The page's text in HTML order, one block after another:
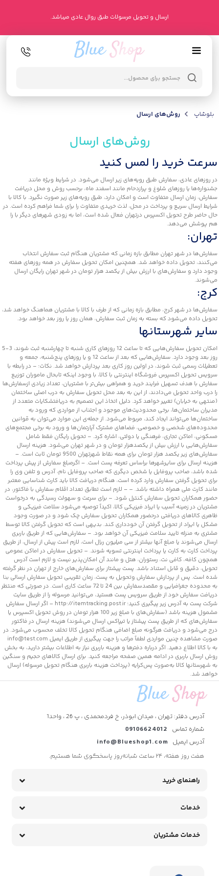
ارسال و تحویل مرسولات طبق روال عادی میباشد.
بلوشاپ روش‌های ارسال
روش‌های ارسال
سرعت خرید را لمس کنید
در روزهای عادی، سفارش‌ طبق رویه‌های زیر ارسال می‌شود. در شرایط ویژه مانند
جشنواره‌ها یا روزهای شلوغ و پرازدحام مانند اسفند ماه، برحسب روش و محل دریافت
سفارش، زمان ارسال متفاوت است و امکان دارد، طبق رویه‌های زیر صورت نگیرد. با کالا با
شرایط ارسال سریع‌ و پرداخت در محل، لذت خریدی متفاوت را برای شما فراهم کرده است. در
حال حاضر طرح تحویل اکسپرس درتهران فعال شده است، اما به زودی شهرهای دیگر با را
هم پوشش می‌دهد.
تهران:
سفارش‌ها در شهر تهران مطابق بازه زمانی که مشتریان هنگام ثبت سفارش انتخاب
می‌کنند، تحویل داده خواهد شد. همچنین امکان تحویل سفارش در همه روزهای هفته
وجود دارد و سفارش‌‌‌‌های با ارزش بیش از یکصد هزار تومان در شهر تهران رایگان ارسال
می‌شوند.
کرج:
سفارش‌ها در شهر کرج، مطابق بازه زمانی که از طرف با کالا با مشتریان هماهنگ خواهد شد،
تحویل داده می‌شود که بسته به زمان ثبت سفارش، همان روز یا روز بعد خواهد بود.
سایر شهرستانها
امکان تحویل سفارش‌هایی که تا ساعت 12 روزهای کاری شنبه تا چهارشنبه ثبت شوند، 3-5
روز بعد وجود دارد. سفارش‌هایی که بعد از ساعت 12 و یا روزهای پنج‌شنبه، جمعه و
تعطیلات رسمی ثبت شوند، در اولین روز کاری بعد پردازش خواهد شد. نکات: – در رابطه با
سرویس تحویل اکسپرس فروشگاه اینترنتی با کالا، با وجود اینکه تابحال ماموران توزیع
سفارش با هدف تسهیل فرایند خرید و همراهی بیش‌تر با مشتریان، تعداد زیادی ازسفارش‌ها
را درب واحد تحویل می‌دادند، از این به بعد محل تحویل سفارش به درب اصلی ساختمان
(منتهی به خیابان) تغییر خواهد کرد. دلیل اتخاذ این تصمیم به دریافتشکایات متعدد از
مدیران ساختمان‌ها، برخی محدودیت‌های موجود و اجتناب از مواردی که ورود به
ساختمان‌ها می‌تواند ایجاد کند، مربوط می‌شود. از جمله‌ی این موارد می‌توان به قوانین
محدوده‌های شخصی و خصوصی، فضاهای مشترک آپارتمان‌ها و ورود به برخی مجتمع‌های
مسکونی، اماکن تجاری، فرهنگی یا دولتی، اشاره کرد. – تحویل رایگان فقط شامل
سفارش‌‌‌‌هایی با ارزش بیش از یکصدهزار تومان و در شهر تهران می‌شود. هزینه ارسال
سفارش‌های زیر یکصد هزار تومان برای همه نقاط شهرتهران 9500 تومان ثابت است. –
هزینه ارسال برای سایرشهرها براساس تعرفه پست است. – اگرمبلغ سفارش از پیش پرداخت
شده باشد، صاحب پروفایل یا شخص دیگری که صاحب پروفایل نام، آدرس و تلفن وی را
برای تحویل گرفتن سفارش وارد کرده است، هنگام دریافت کالا باید کارت شناسایی معتبر
مانند کارت ملی همراه داشته باشد. – – لازم است تطابق تعداد اقلام سفارش با فاکتور، در
حضور همکاران تحویل سفارش کنترل شود. – برای سرعت و سهولت رسیدگی به درخواست‌
مشتریان در زمینه آسیب‏‏ یا ایراد فیزیکی کالا، اکیداً توصیه می‌شود سلامت فیزیکی و
ظاهری کالاهای دریافتی درحضور همکاران تحویل سفارش چک شود و در صورت وجود
مشکل یا ایراد از تحویل گرفتن آن خودداری کند. بدیهی است که تحویل گرفتن کالا توسط
مشتری به منزله تایید سلامت فیزیکی آن خواهد بود. – سفارش‌هایی که از طریق باربری
ارسال می‌شوند یا مبلغ آنها بیشتر از سی میلیون ریال است، لازم است پیش از ارسال، از طریق
پرداخت کارت به کارت یا پرداخت اینترنتی تسویه شوند. – تحویل سفارش در اماکن عمومی
همچون کافه، کافی نت، رستوران، هتل و مانند آن امکان‌پذیر نیست و لازم است آدرس
تحویل، دقیق و قابل استناد باشد. پست پیشتاز برای سفارش‌های خارج از تهران در نظر گرفته
شده است. پس از پردازش سفارش وتحویل به پست، زمان تقریبی تحویل سفارش ارسالی بنا
به محدوده جغرافیایی و مقصدسفارش بین 24 تا 72 ساعت کاری است. در صورتی که منتظر
دریافت سفارش خود از طریق سرویس پست هستید، می‌توانید مرسوله را از طریق سایت
شرکت پست به آدرس زیر پیگیری کنید: http://itemtracking.post.ir – اگر ارسال سفارش
مشمول هزینه باشد (سفارش‌های با مبلغ زیر 100 هزار تومان در روش تحویل اکسپرس یا
سفارش‌های که از طریق پست پیشتاز یا تیپاکس ارسال می‌شوند) هزینه ارسال در فاکتور
درج می‌شود و دریافت هرگونه مبلغ اضافی هنگام تحویل کالا تخلف محسوب می‌شود. در
صورت مشاهده چنین مواردی لطفاً مراتب را جهت پیگیری از طریق ایمیل info@test.com
به با کالا اطلاع دهید. اگر درباره دفترها و هزینه باربری نیاز به اطلاعات بیشتر دارید، به بخش
روش ارسال باربری در ادامه همین صفحه مراجعه کنید. برای ارسال کالاهای حجیم و سنگین
به شهرستانها کالا به‌صورت پس‌کرایه (پرداخت هزینه باربری هنگام تحویل مرسوله) ارسال
خواهد شد.
آدرس دفتر: تهران ، میدان ابوذر، خ فردمحمدی ، پ 26 ، واحد1
شماره تماس 09106624012
آدرس ایمیل info@Blueshop1.com
هفت روز هفته، ۲۴ ساعت شبانه‌روز پاسخگوی شما هستیم.
راهنمای خرید
خدمات
خدمات مشتریان